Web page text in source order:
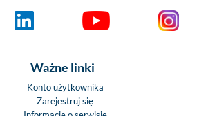
Ważne linki
Konto użytkownika
Zarejestruj się